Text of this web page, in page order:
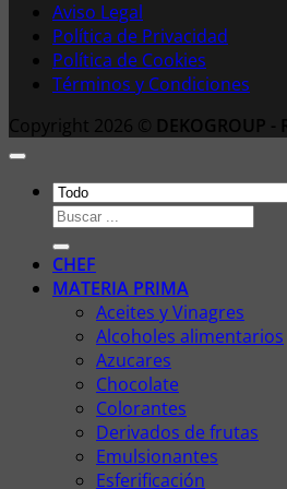
Aviso Legal
Política de Privacidad
Política de Cookies
Términos y Condiciones
Copyright 2026 © DEKOGROUP -
Buscar
por:
CHEF
MATERIA PRIMA
Aceites y Vinagres
Alcoholes alimentarios
Azucares
Chocolate
Colorantes
Derivados de frutas
Emulsionantes
Esferificación